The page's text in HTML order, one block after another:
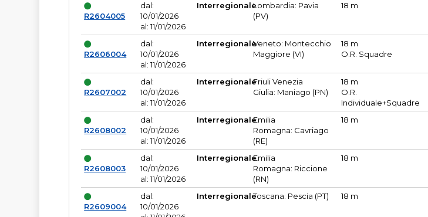
R2604005
dal:
10/01/2026
al: 11/01/2026
InterregionaleLombardia: Pavia
(PV)
18 m
R2606004
dal:
10/01/2026
al: 11/01/2026
InterregionaleVeneto: Montecchio
Maggiore (VI)
18 m
O.R. Squadre
R2607002
dal:
10/01/2026
al: 11/01/2026
InterregionaleFriuli Venezia
Giulia: Maniago (PN)
18 m
O.R.
Individuale+Squadre
R2608002
dal:
10/01/2026
al: 11/01/2026
InterregionaleEmilia
Romagna: Cavriago
(RE)
18 m
R2608003
dal:
10/01/2026
al: 11/01/2026
InterregionaleEmilia
Romagna: Riccione
(RN)
18 m
R2609004
dal:
10/01/2026
InterregionaleToscana: Pescia (PT) 18 m